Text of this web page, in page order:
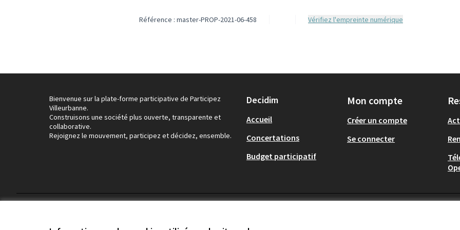
Référence : master-PROP-2021-06-458 Vérifiez l'empreinte numérique
Bienvenue sur la plate-forme participative de Participez
Villeurbanne.
Construisons une société plus ouverte, transparente et
collaborative.
Rejoignez le mouvement, participez et décidez, ensemble.
Decidim
Accueil
Concertations
Budget participatif
Mon compte
Créer un compte
Se connecter